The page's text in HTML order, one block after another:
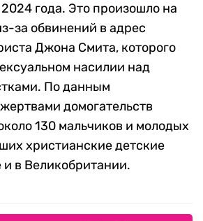
года. Это произошло на
за обвинений в адрес
Джона Смита, которого
насилии над
По данным
домогательств
130 мальчиков и молодых
христианские детские
в Великобритании.